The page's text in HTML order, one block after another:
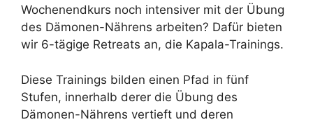
Wochenendkurs noch intensiver mit der Übung
des Dämonen-Nährens arbeiten? Dafür bieten
wir 6-tägige Retreats an, die Kapala-Trainings.
Diese Trainings bilden einen Pfad in fünf
Stufen, innerhalb derer die Übung des
Dämonen-Nährens vertieft und deren